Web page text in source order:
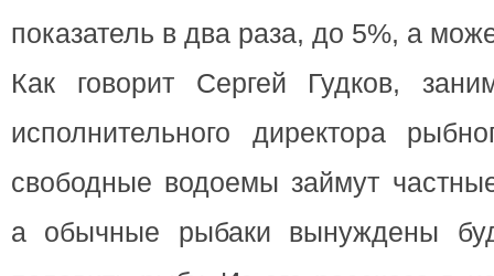
показатель в два раза, до 5%, а
Как говорит Сергей Гудков,
исполнительного директора
свободные водоемы займут
а обычные рыбаки вынуждены